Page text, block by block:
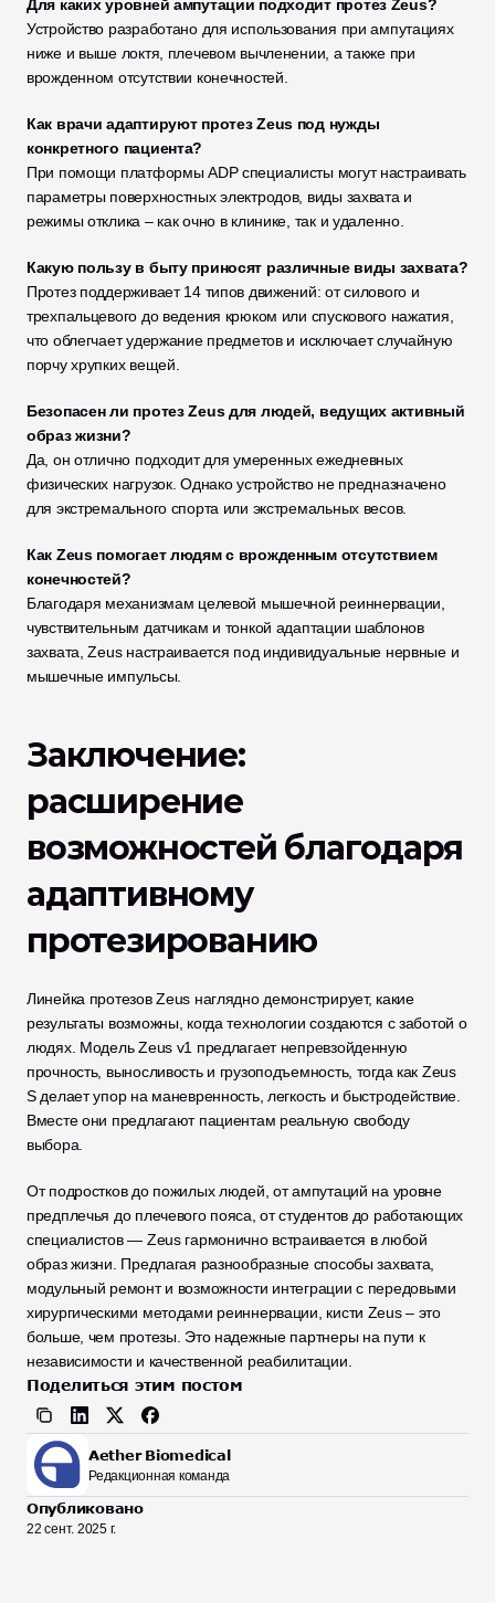
Для каких уровней ампутации подходит протез Zeus?
Устройство разработано для использования при ампутациях
ниже и выше локтя, плечевом вычленении, а также при
врожденном отсутствии конечностей.
Как врачи адаптируют протез Zeus под нужды
конкретного пациента?
При помощи платформы ADP специалисты могут настраивать
параметры поверхностных электродов, виды захвата и
режимы отклика – как очно в клинике, так и удаленно.
Какую пользу в быту приносят различные виды захвата?
Протез поддерживает 14 типов движений: от силового и
трехпальцевого до ведения крюком или спускового нажатия,
что облегчает удержание предметов и исключает случайную
порчу хрупких вещей.
Безопасен ли протез Zeus для людей, ведущих активный
образ жизни?
Да, он отлично подходит для умеренных ежедневных
физических нагрузок. Однако устройство не предназначено
для экстремального спорта или экстремальных весов.
Как Zeus помогает людям с врожденным отсутствием
конечностей?
Благодаря механизмам целевой мышечной реиннервации,
чувствительным датчикам и тонкой адаптации шаблонов
захвата, Zeus настраивается под индивидуальные нервные и
мышечные импульсы.
Заключение:
расширение
возможностей благодаря
адаптивному
протезированию
Линейка протезов Zeus наглядно демонстрирует, какие
результаты возможны, когда технологии создаются с заботой о
людях. Модель Zeus v1 предлагает непревзойденную
прочность, выносливость и грузоподъемность, тогда как Zeus
S делает упор на маневренность, легкость и быстродействие.
Вместе они предлагают пациентам реальную свободу
выбора.
От подростков до пожилых людей, от ампутаций на уровне
предплечья до плечевого пояса, от студентов до работающих
специалистов — Zeus гармонично встраивается в любой
образ жизни. Предлагая разнообразные способы захвата,
модульный ремонт и возможности интеграции с передовыми
хирургическими методами реиннервации, кисти Zeus – это
больше, чем протезы. Это надежные партнеры на пути к
независимости и качественной реабилитации.
Поделиться этим постом
Aether Biomedical
Редакционная команда
Опубликовано
22 сент. 2025 г.